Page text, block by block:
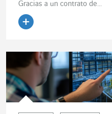
Gracias a un contrato de...